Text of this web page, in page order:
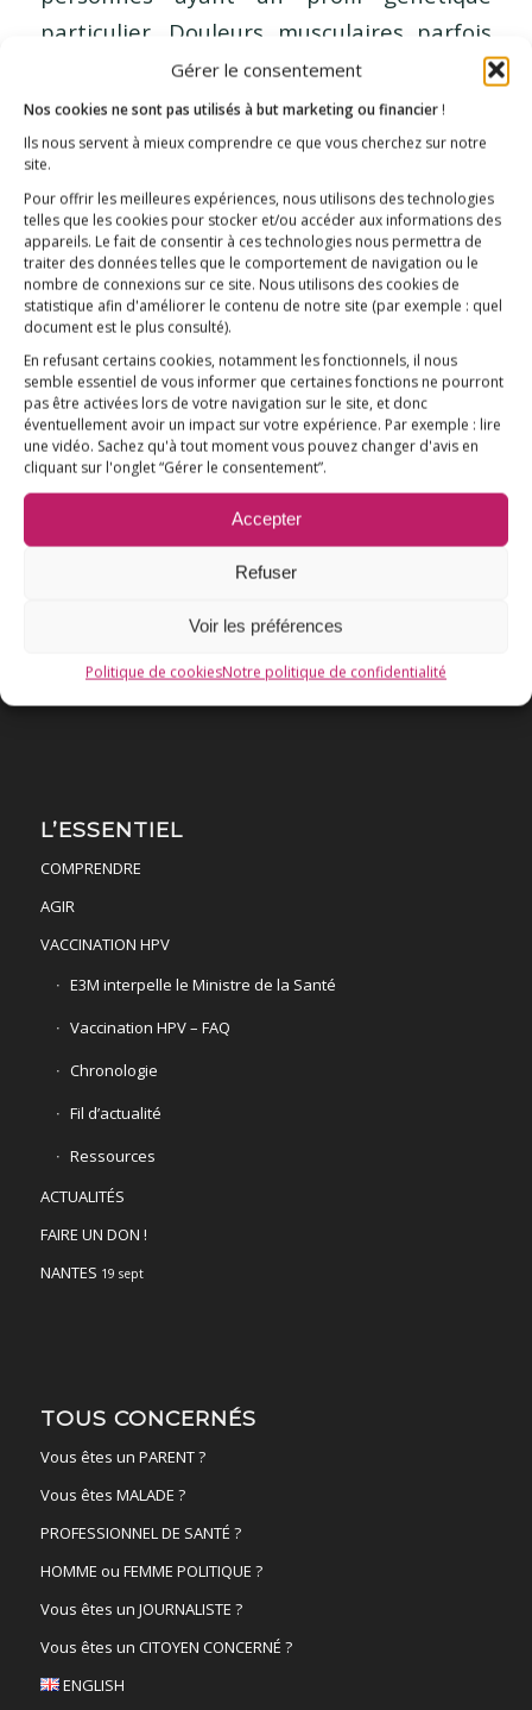
Gérer le consentement
Nos cookies ne sont pas utilisés à but marketing ou financier !
Ils nous servent à mieux comprendre ce que vous cherchez sur notre
site.
Pour offrir les meilleures expériences, nous utilisons des technologies
telles que les cookies pour stocker et/ou accéder aux informations des
appareils. Le fait de consentir à ces technologies nous permettra de
traiter des données telles que le comportement de navigation ou le
nombre de connexions sur ce site. Nous utilisons des cookies de
statistique afin d'améliorer le contenu de notre site (par exemple : quel
document est le plus consulté).
En refusant certains cookies, notamment les fonctionnels, il nous
semble essentiel de vous informer que certaines fonctions ne pourront
pas être activées lors de votre navigation sur le site, et donc
éventuellement avoir un impact sur votre expérience. Par exemple : lire
une vidéo. Sachez qu'à tout moment vous pouvez changer d'avis en
cliquant sur l'onglet “Gérer le consentement”.
Accepter
Refuser
Voir les préférences
Politique de cookiesNotre politique de confidentialité
particulier. Douleurs musculaires parfois
intenses, troubles cognitifs,…
Page 7 sur 7
« ‹ 5 6 7
Association E3M
Qui sommes-nous ? AIDEZ-NOUS !
L’ESSENTIEL
COMPRENDRE
AGIR
VACCINATION HPV
E3M interpelle le Ministre de la Santé
Vaccination HPV – FAQ
Chronologie
Fil d’actualité
Ressources
ACTUALITÉS
FAIRE UN DON !
NANTES 19 sept
TOUS CONCERNÉS
Vous êtes un PARENT ?
Vous êtes MALADE ?
PROFESSIONNEL DE SANTÉ ?
HOMME ou FEMME POLITIQUE ?
Vous êtes un JOURNALISTE ?
Vous êtes un CITOYEN CONCERNÉ ?
ENGLISH